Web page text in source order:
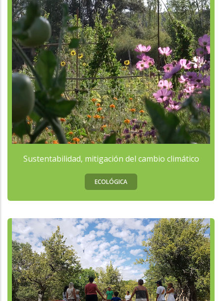
Sustentabilidad, mitigación del cambio climático
ECOLÓGICA